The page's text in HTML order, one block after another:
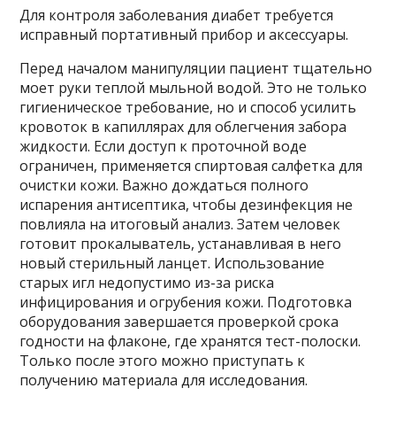
Для контроля заболевания диабет требуется
исправный портативный прибор и аксессуары.
Перед началом манипуляции пациент тщательно
моет руки теплой мыльной водой. Это не только
гигиеническое требование, но и способ усилить
кровоток в капиллярах для облегчения забора
жидкости. Если доступ к проточной воде
ограничен, применяется спиртовая салфетка для
очистки кожи. Важно дождаться полного
испарения антисептика, чтобы дезинфекция не
повлияла на итоговый анализ. Затем человек
готовит прокалыватель, устанавливая в него
новый стерильный ланцет. Использование
старых игл недопустимо из-за риска
инфицирования и огрубения кожи. Подготовка
оборудования завершается проверкой срока
годности на флаконе, где хранятся тест-полоски.
Только после этого можно приступать к
получению материала для исследования.